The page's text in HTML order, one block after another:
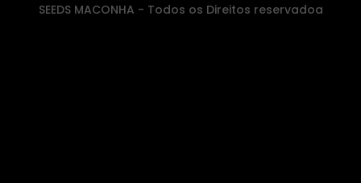
SEEDS MACONHA - Todos os Direitos reservadoa